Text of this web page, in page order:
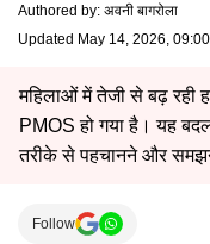
Authored by: अवनी बागरोला
Updated May 14, 2026,
महिलाओं में तेजी से बढ़ रही
PMOS हो गया है। यह
तरीके से पहचानने और समझने
Follow